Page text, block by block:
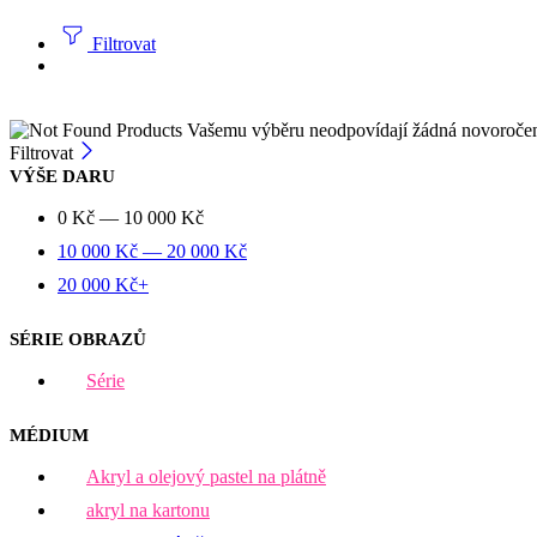
Filtrovat
Vašemu výběru neodpovídají žádná
Filtrovat
VÝŠE DARU
0 Kč — 10 000 Kč
10 000 Kč — 20 000 Kč
20 000 Kč+
SÉRIE OBRAZŮ
Série
MÉDIUM
Akryl a olejový pastel na plátně
akryl na kartonu